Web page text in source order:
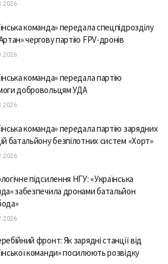
команда» передала спецпідрозділу
чергову партію FPV-дронів
команда» передала партію
добровольцям УДА
команда» передала партію зарядних
батальйону безпілотних систем «Хорт»
підсилення НГУ: «Українська
забезпечила дронами батальйон
фронт: Як зарядні станції від
команди» посилюють розвідку